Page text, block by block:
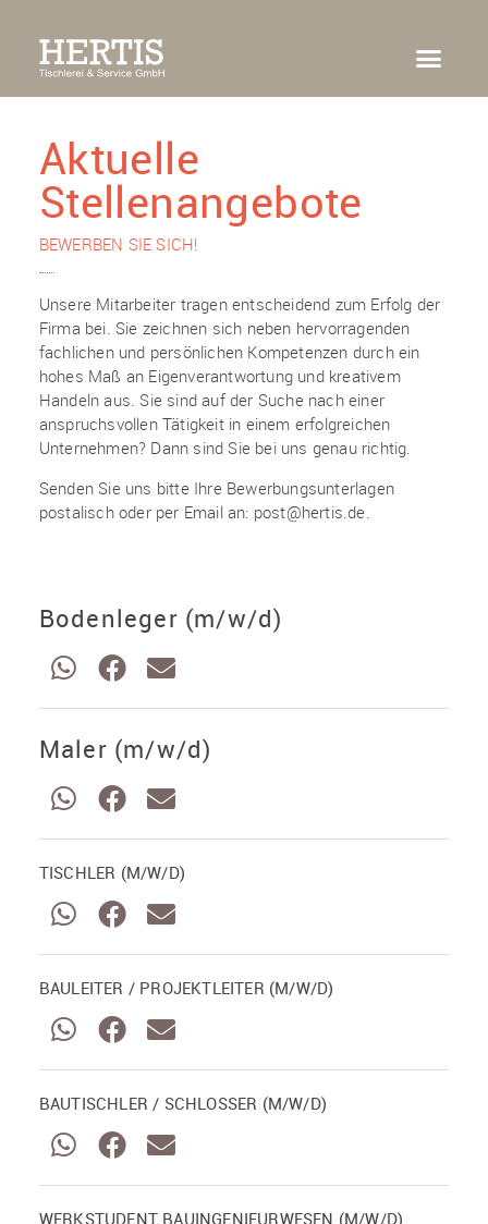
Aktuelle
Stellenangebote
BEWERBEN SIE SICH!
Unsere Mitarbeiter tragen entscheidend zum Erfolg der
Firma bei. Sie zeichnen sich neben hervorragenden
fachlichen und persönlichen Kompetenzen durch ein
hohes Maß an Eigenverantwortung und kreativem
Handeln aus. Sie sind auf der Suche nach einer
anspruchsvollen Tätigkeit in einem erfolgreichen
Unternehmen? Dann sind Sie bei uns genau richtig.
Senden Sie uns bitte Ihre Bewerbungsunterlagen
postalisch oder per Email an: post@hertis.de.
Bodenleger (m/w/d)
Maler (m/w/d)
TISCHLER (M/W/D)
BAULEITER / PROJEKTLEITER (M/W/D)
BAUTISCHLER / SCHLOSSER (M/W/D)
WERKSTUDENT BAUINGENIEURWESEN (M/W/D)